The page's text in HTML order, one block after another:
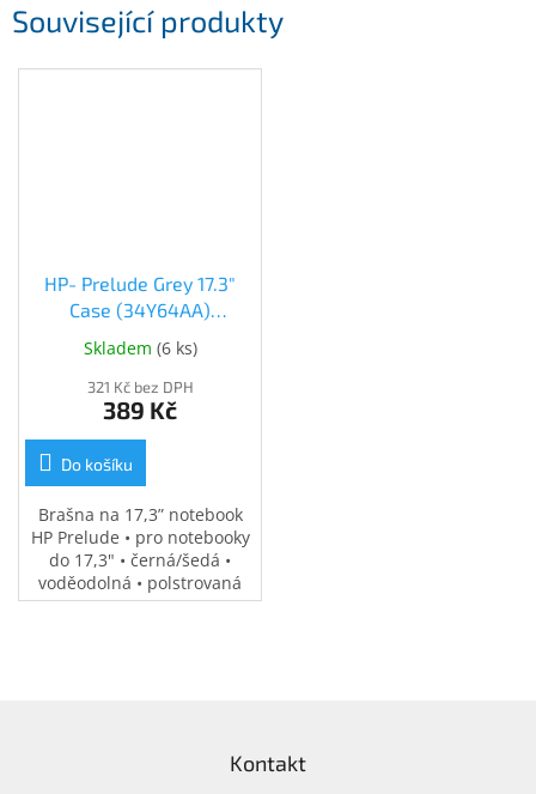
Související produkty
HP- Prelude Grey 17.3"
Case (34Y64AA)
(34Y64AA)
Skladem (6 ks)
321 Kč bez DPH
389 Kč
Do košíku
Brašna na 17,3” notebook
HP Prelude • pro notebooky
do 17,3" • černá/šedá •
voděodolná • polstrovaná
přihrádka na notebook •
Kontakt